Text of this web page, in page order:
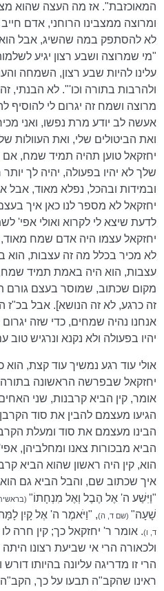
המאוכזבת". אז מה העצה שהוא
ומרוצה ממצבינו הרוחני, אדם
לא להסתפק במה שהשיג, אבל הוא
"מי שמרוצה ושבע רצון יגיע
עלינו להיות שבע רצון, השמחה
ולהרבות בתורה וכו'". לא הבנתי,
מרוצה ושמח זה יגרום לי להוסיף
אעשה לב יודע מרת נפשו, ואני
ואת הביטולים שלי, ואת העוולות
יחזקאל טוען תהיה תמיד שמח,
שלך לא יהיו בפעולה, יהיה לך
ובמידות ובהכל, נפלא מאוד, אבל
יחזקאל לא מספר לנו כאן איך
לדעת שיצא לי לקרוא ואולי אפי'
יחזקאל עצמו היה אדם שמח
לא מכיר בכלל מה זה עצבות, הוא
עצבות, הוא היה באמת תמיד
מקום שכתוב, שמוסר בעצם גורם
זה כרגע, לא זה הנושא]. אבל בכ"ז
אנחנו נהיה שמחים, כדי שזה
יהיו בפעולה ולא נקנא ונרגיש טוב
אולי עוד רגע נמשיך עוד קצת, הוא
יחזקאל שבפרשה הראשונה
אומר, קין הביא קרבנות, שני
הגיעו מעצמם להבין את סוד
הבינו מעצמם את סוד ומעלת
הביא מבכורות צאנו ומחלביהן,
הוא, קין היה ראשון שהוא הביא
איך שכתוב שם, והבל הביא גם הוא
"וַיִּשַׁע ה' אֶל הֶבֶל וְאֶל מִנְחָתוֹ"
שָׁעָה" (שם ד, ה), "וַיֹּאמֶר ה' אֶל קָיִן
ד, ו). אומר ר' יחזקאל כך; קין חרה
ולכאורה הרי אי שביעת רצונו
הרי זו מדריגה עליונה בהיותו
ראינו שהקב"ה תבעו על כך,